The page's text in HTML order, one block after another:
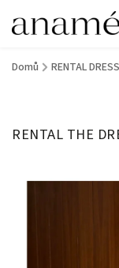
Domů / RENTAL DRESS
RENTAL THE